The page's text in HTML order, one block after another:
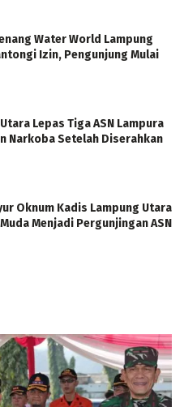
Water World Lampung
Izin, Pengunjung Mulai
Lepas Tiga ASN Lampura
Narkoba Setelah Diserahkan
Oknum Kadis Lampung Utara
Menjadi Pergunjingan ASN